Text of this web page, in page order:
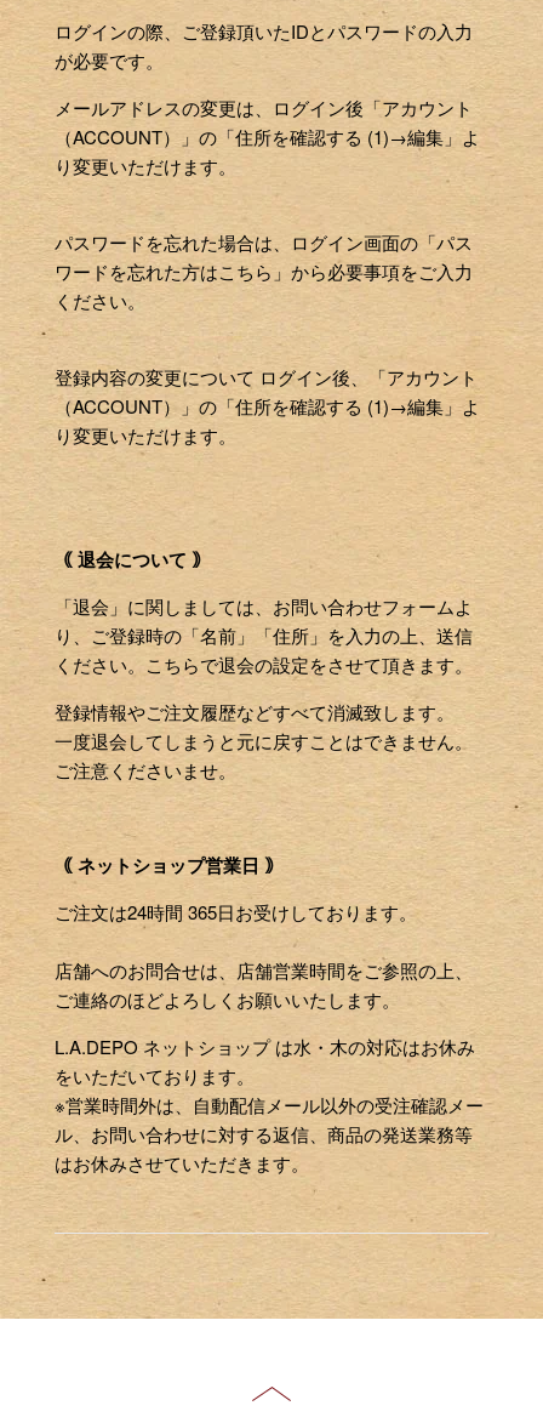
ログインの際、ご登録頂いたIDとパスワードの入力
が必要です。
メールアドレスの変更は、ログイン後「アカウント
（ACCOUNT）」の「住所を確認する (1)→編集」よ
り変更いただけます。
パスワードを忘れた場合は、ログイン画面の「パス
ワードを忘れた方はこちら」から必要事項をご入力
ください。
登録内容の変更について ログイン後、「アカウント
（ACCOUNT）」の「住所を確認する (1)→編集」よ
り変更いただけます。
｟ 退会について ｠
「退会」に関しましては、お問い合わせフォームよ
り、ご登録時の「名前」「住所」を入力の上、送信
ください。こちらで退会の設定をさせて頂きます。
登録情報やご注文履歴などすべて消滅致します。
一度退会してしまうと元に戻すことはできません。
ご注意くださいませ。
｟ ネットショップ営業日 ｠
ご注文は24時間 365日お受けしております。
店舗へのお問合せは、店舗営業時間をご参照の上、
ご連絡のほどよろしくお願いいたします。
L.A.DEPO ネットショップ は水・木の対応はお休み
をいただいております。
※営業時間外は、自動配信メール以外の受注確認メー
ル、お問い合わせに対する返信、商品の発送業務等
はお休みさせていただきます。